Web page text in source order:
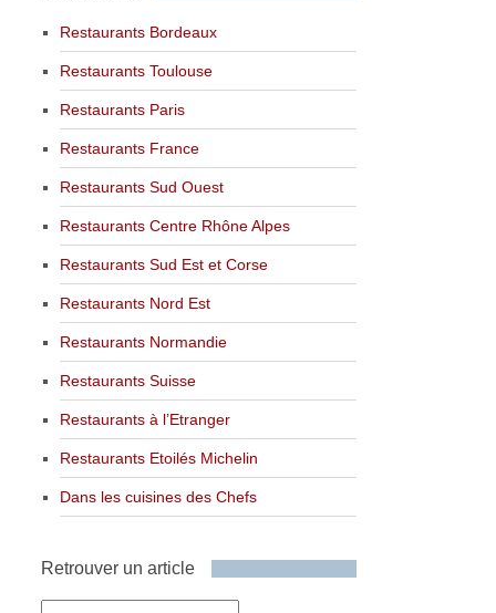
Restaurants Bordeaux
Restaurants Toulouse
Restaurants Paris
Restaurants France
Restaurants Sud Ouest
Restaurants Centre Rhône Alpes
Restaurants Sud Est et Corse
Restaurants Nord Est
Restaurants Normandie
Restaurants Suisse
Restaurants à l’Etranger
Restaurants Etoilés Michelin
Dans les cuisines des Chefs
Retrouver un article